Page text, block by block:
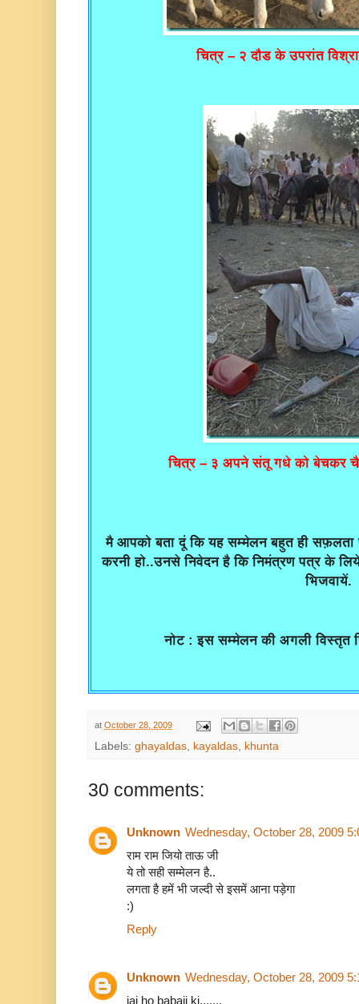
चित्र – २ दौड के उपरांत
चित्र – ३ अपने संतू गधे को बेचकर
मै आपको बता दूं कि यह सम्मेलन बहुत ही सफ़लता
करनी हो..उनसे निवेदन है कि निमंत्रण पत्र के
भिजवायें.
नोट : इस सम्मेलन की अगली विस्तृत
at October 28, 2009
Labels: ghayaldas, kayaldas, khunta
30 comments:
Unknown Wednesday, October 28, 2009
राम राम जियो ताऊ जी
ये तो सही सम्मेलन है..
लगता है हमें भी जल्दी से इसमें आना पड़ेगा
:)
Reply
Unknown Wednesday, October 28, 2009
jai ho babaji ki.......